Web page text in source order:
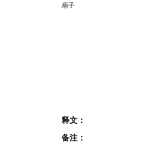
扇子
释文：
备注：